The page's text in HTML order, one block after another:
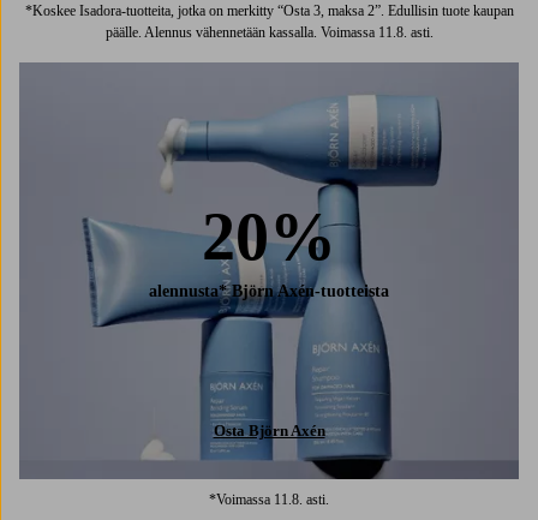
*Koskee Isadora-tuotteita, jotka on merkitty “Osta 3, maksa 2”. Edullisin tuote kaupan
päälle. Alennus vähennetään kassalla. Voimassa 11.8. asti.
20%
alennusta* Björn Axén-tuotteista
Osta Björn Axén
*Voimassa 11.8. asti.